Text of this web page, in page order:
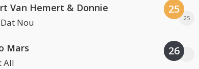
Van Hemert & Donnie
Nou
Mars
All
25
25
26